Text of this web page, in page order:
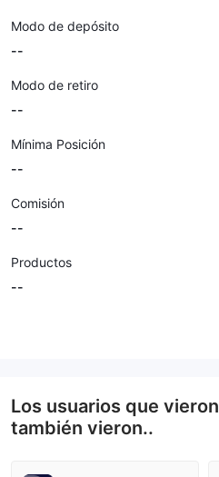
Modo de depósito
--
Modo de retiro
--
Mínima Posición
--
Comisión
--
Productos
--
Los usuarios que vieron
también vieron..